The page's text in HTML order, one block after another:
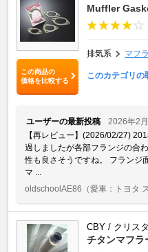
この商品の
価格を比較する
Muffler
排気系 マフ
このカテゴリの
ユーザーの最新投稿
2026年2
【再レビュー】(2026/02/27)
過しましたが各部フランジの合
性も良さそうですね。 フランジ
マ ...
oldschoolAE86 （愛車：トヨタ
CBY / クリス
チタンマフラ